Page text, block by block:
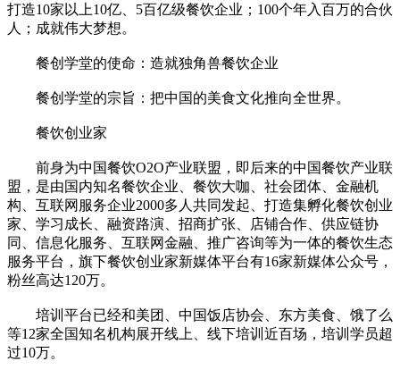
打造10家以上10亿、5百亿级餐饮企业；100个年入百万的合伙
人；成就伟大梦想。
餐创学堂的使命：造就独角兽餐饮企业
餐创学堂的宗旨：把中国的美食文化推向全世界。
餐饮创业家
前身为中国餐饮O2O产业联盟，即后来的中国餐饮产业联
盟，是由国内知名餐饮企业、餐饮大咖、社会团体、金融机
构、互联网服务企业2000多人共同发起、打造集孵化餐饮创业
家、学习成长、融资路演、招商扩张、店铺合作、供应链协
同、信息化服务、互联网金融、推广咨询等为一体的餐饮生态
服务平台，旗下餐饮创业家新媒体平台有16家新媒体公众号，
粉丝高达120万。
培训平台已经和美团、中国饭店协会、东方美食、饿了么
等12家全国知名机构展开线上、线下培训近百场，培训学员超
过10万。